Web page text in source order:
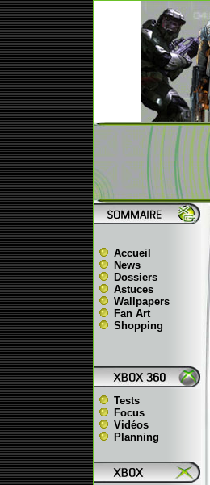
Accueil
News
Dossiers
Astuces
Wallpapers
Fan Art
Shopping
Tests
Focus
Vidéos
Planning